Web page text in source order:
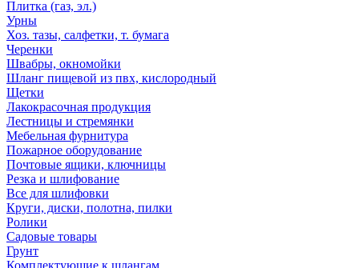
Плитка (газ, эл.)
Урны
Хоз. тазы, салфетки, т. бумага
Черенки
Швабры, окномойки
Шланг пищевой из пвх, кислородный
Щетки
Лакокрасочная продукция
Лестницы и стремянки
Мебельная фурнитура
Пожарное оборудование
Почтовые ящики, ключницы
Резка и шлифование
Все для шлифовки
Круги, диски, полотна, пилки
Ролики
Садовые товары
Грунт
Комплектующие к шлангам